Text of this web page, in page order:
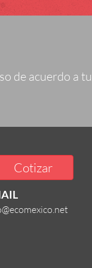
de acuerdo a
Cotizar